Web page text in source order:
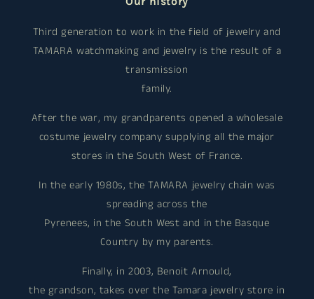
Third generation to work in the field of jewelry and
TAMARA watchmaking and jewelry is the result of a
transmission
family.
After the war, my grandparents opened a wholesale
costume jewelry company supplying all the major
stores in the South West of France.
In the early 1980s, the TAMARA jewelry chain was
spreading across the
Pyrenees, in the South West and in the Basque
Country by my parents.
Finally, in 2003, Benoit Arnould,
the grandson, takes over the Tamara jewelry store in